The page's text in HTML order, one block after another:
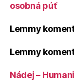
osobná púť
Lemmy
Lemmy
Nádej –